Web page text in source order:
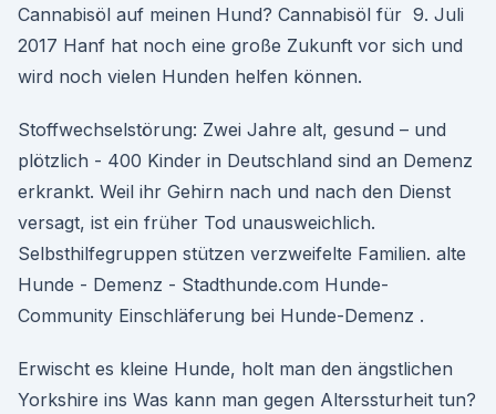
Cannabisöl auf meinen Hund? Cannabisöl für 9. Juli
2017 Hanf hat noch eine große Zukunft vor sich und
wird noch vielen Hunden helfen können.
Stoffwechselstörung: Zwei Jahre alt, gesund – und
plötzlich - 400 Kinder in Deutschland sind an Demenz
erkrankt. Weil ihr Gehirn nach und nach den Dienst
versagt, ist ein früher Tod unausweichlich.
Selbsthilfegruppen stützen verzweifelte Familien. alte
Hunde - Demenz - Stadthunde.com Hunde-
Community Einschläferung bei Hunde-Demenz .
Erwischt es kleine Hunde, holt man den ängstlichen
Yorkshire ins Was kann man gegen Alterssturheit tun?